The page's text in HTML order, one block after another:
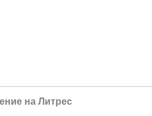
на Литрес